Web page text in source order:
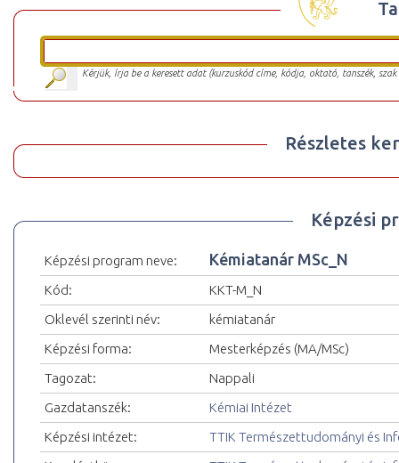
Kérjük, írja be a keresett adat (kurzuskód címe, kódja, oktató, tanszék,
Részletes
Képzési
Képzési program neve: Kémiatanár MSc_N
Kód:
KKT-M_N
Oklevél szerinti név:
kémiatanár
Képzési forma:
Mesterképzés (MA/MSc)
Tagozat:
Nappali
Gazdatanszék:
Kémiai Intézet
Képzési intézet:
TTIK Természettudományi és